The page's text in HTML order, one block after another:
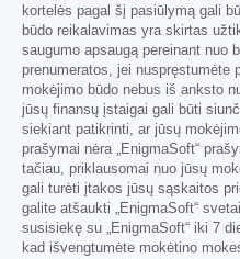
kortelės pagal šį pasiūlymą gali
būdo reikalavimas yra skirtas
saugumo apsaugą pereinant nuo
prenumeratos, jei nuspręstumėte
mokėjimo būdo nebus iš anksto
jūsų finansų įstaigai gali būti
siekiant patikrinti, ar jūsų
prašymai nėra „EnigmaSoft“
tačiau, priklausomai nuo jūsų
gali turėti įtakos jūsų sąskaitos
galite atšaukti „EnigmaSoft“
susisiekę su „EnigmaSoft“ iki 7
kad išvengtumėte mokėtino